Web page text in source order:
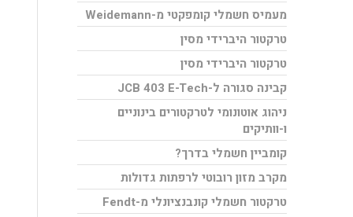
מעמיס חשמלי קומפקטי מ-Weidemann
טרקטור היברידי מסין
טרקטור היברידי מסין
קבינה סגורה ל-JCB 403 E-Tech
ניהוג אוטונומי לטרקטורים בינוניים
ו-וותיקים
קומביין חשמלי בדרך?
מקרב מזון רובוטי לרפתות גדולות
טרקטור חשמלי קונבנציונלי מ-Fendt